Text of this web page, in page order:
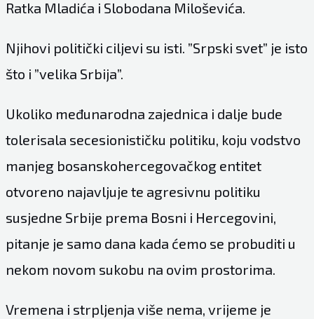
Ratka Mladića i Slobodana Miloševića.
Njihovi politički ciljevi su isti. ”Srpski svet” je isto
što i ”velika Srbija”.
Ukoliko međunarodna zajednica i dalje bude
tolerisala secesionističku politiku, koju vodstvo
manjeg bosanskohercegovačkog entitet
otvoreno najavljuje te agresivnu politiku
susjedne Srbije prema Bosni i Hercegovini,
pitanje je samo dana kada ćemo se probuditi u
nekom novom sukobu na ovim prostorima.
Vremena i strpljenja više nema, vrijeme je